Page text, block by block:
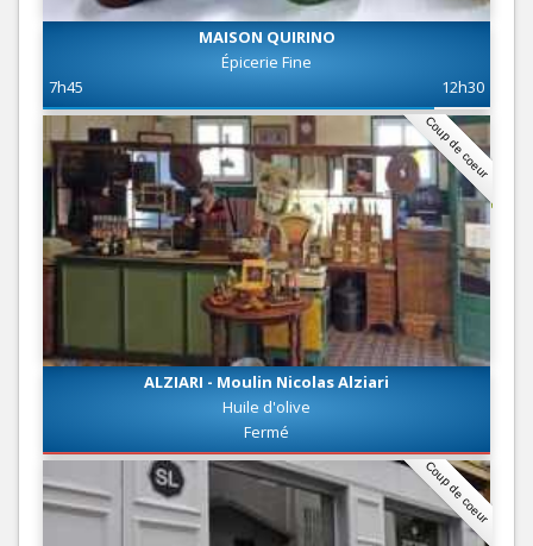
MAISON QUIRINO
Épicerie Fine
7h45
12h30
Coup de coeur
ALZIARI - Moulin Nicolas Alziari
Huile d'olive
Fermé
Coup de coeur